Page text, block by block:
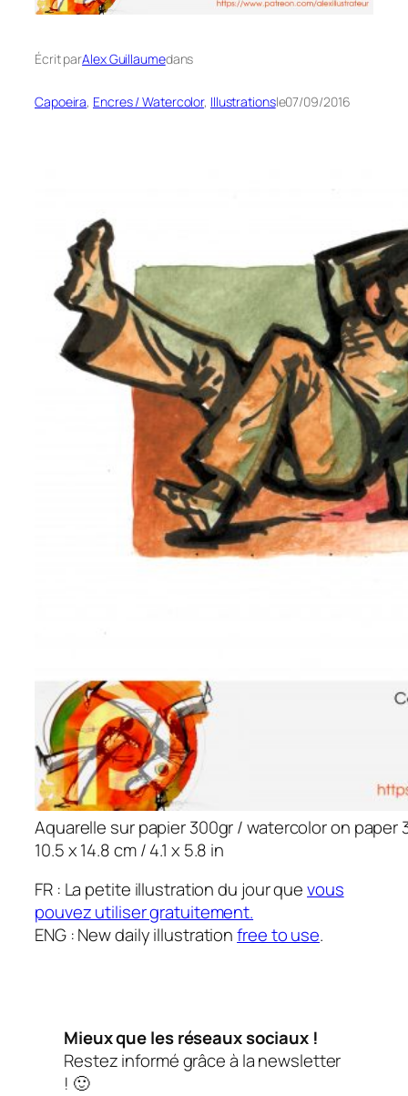
Écrit parAlex Guillaumedans
Capoeira, Encres / Watercolor, Illustrationsle07/09/2016
Aquarelle sur papier 300gr / watercolor on paper
10.5 x 14.8 cm / 4.1 x 5.8 in
FR : La petite illustration du jour quevous
pouvez utiliser gratuitement.
ENG : New daily illustrationfree to use.
Mieux que les réseaux sociaux !
Restez informé grâce à la newsletter
! 🙂